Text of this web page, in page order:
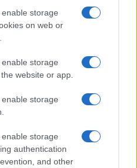
storage
on web or
storage
website or app.
storage
storage
authentication
and other
de Webster Bank